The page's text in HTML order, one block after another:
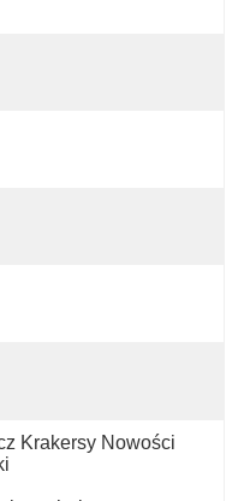
Krakersy Nowości